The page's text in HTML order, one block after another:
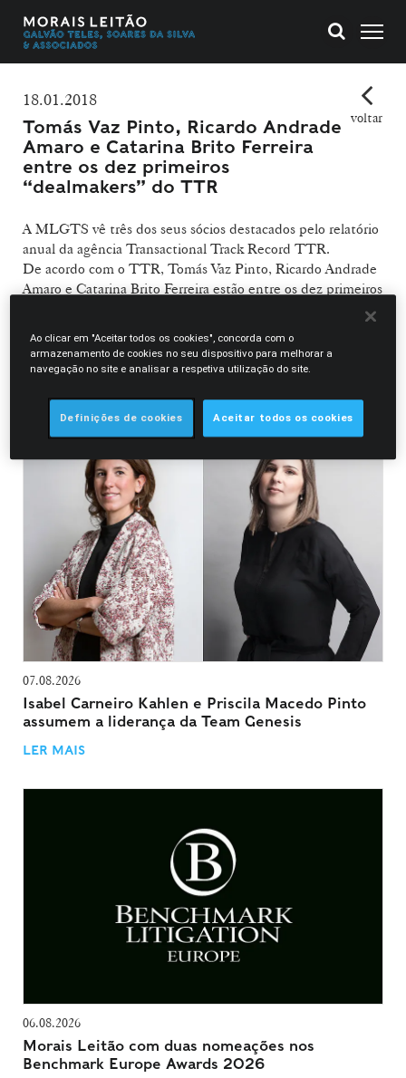
18.01.2018
Tomás Vaz Pinto, Ricardo Andrade
Amaro e Catarina Brito Ferreira
entre os dez primeiros
“dealmakers” do TTR
voltar
A MLGTS vê três dos seus sócios destacados pelo relatório
anual da agência Transactional Track Record TTR.
De acordo com o TTR, Tomás Vaz Pinto, Ricardo Andrade
Amaro e Catarina Brito Ferreira estão entre os dez primeiros
in Jornal de Negócios
NOTÍCIAS
07.08.2026
Isabel Carneiro Kahlen e Priscila Macedo Pinto
assumem a liderança da Team Genesis
LER MAIS
06.08.2026
Morais Leitão com duas nomeações nos
Benchmark Europe Awards 2026
Ao clicar em "Aceitar todos os cookies", concorda com o
armazenamento de cookies no seu dispositivo para melhorar a
navegação no site e analisar a respetiva utilização do site.
Definições de cookies Aceitar todos os cookies